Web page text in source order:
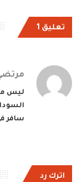
تعليق 1
ليس
سافر
اترك رد